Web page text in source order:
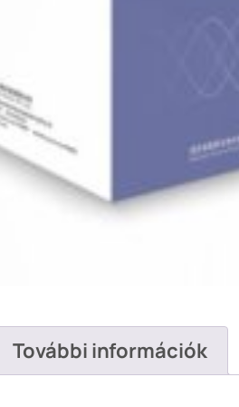
További információk